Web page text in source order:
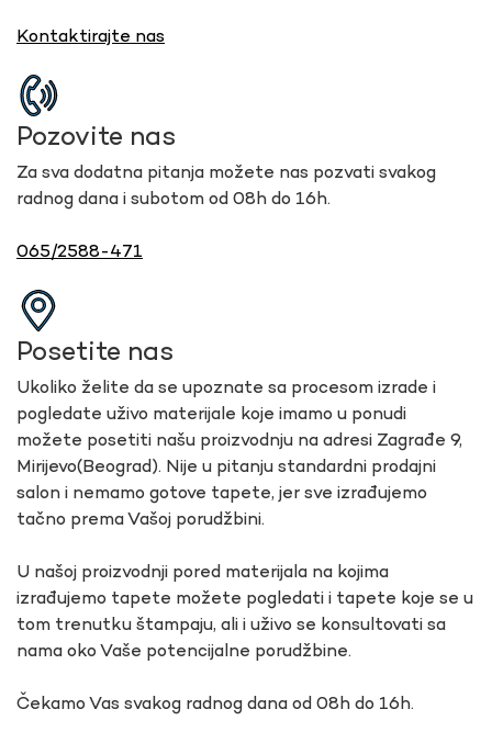
Kontaktirajte nas
Pozovite nas
Za sva dodatna pitanja možete nas pozvati svakog
radnog dana i subotom od 08h do 16h.
065/2588-471
Posetite nas
Ukoliko želite da se upoznate sa procesom izrade i
pogledate uživo materijale koje imamo u ponudi
možete posetiti našu proizvodnju na adresi Zagrađe 9,
Mirijevo(Beograd). Nije u pitanju standardni prodajni
salon i nemamo gotove tapete, jer sve izrađujemo
tačno prema Vašoj porudžbini.
U našoj proizvodnji pored materijala na kojima
izrađujemo tapete možete pogledati i tapete koje se u
tom trenutku štampaju, ali i uživo se konsultovati sa
nama oko Vaše potencijalne porudžbine.
Čekamo Vas svakog radnog dana od 08h do 16h.